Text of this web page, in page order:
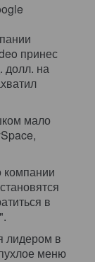
принес
долл. на
мало
компании
в
лидером в
меню